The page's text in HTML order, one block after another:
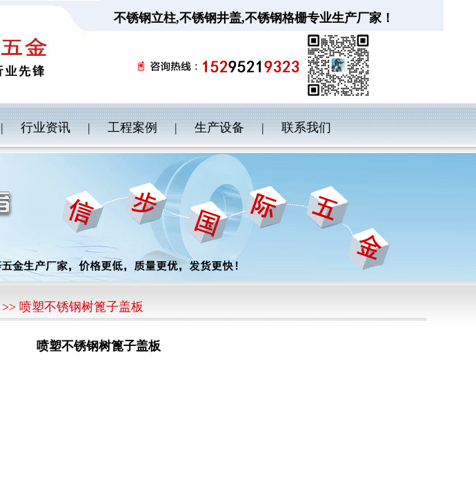
不锈钢立柱,不锈钢井盖,不锈钢格栅专业生产厂家！
| 行业资讯 | 工程案例 | 生产设备 | 联系我们
>> 喷塑不锈钢树篦子盖板
喷塑不锈钢树篦子盖板